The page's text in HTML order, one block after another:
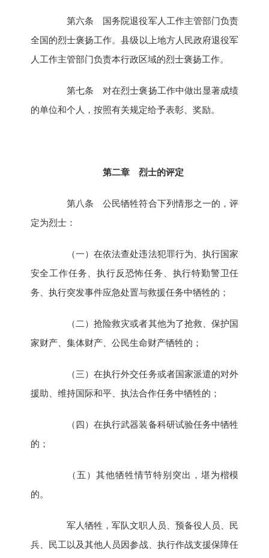
第六条 国务院退役军人工作主管部门负责
全国的烈士褒扬工作。县级以上地方人民政府退役军
人工作主管部门负责本行政区域的烈士褒扬工作。
第七条 对在烈士褒扬工作中做出显著成绩
的单位和个人，按照有关规定给予表彰、奖励。
第二章 烈士的评定
第八条 公民牺牲符合下列情形之一的，评
定为烈士：
（一）在依法查处违法犯罪行为、执行国家
安全工作任务、执行反恐怖任务、执行特勤警卫任
务、执行突发事件应急处置与救援任务中牺牲的；
（二）抢险救灾或者其他为了抢救、保护国
家财产、集体财产、公民生命财产牺牲的；
（三）在执行外交任务或者国家派遣的对外
援助、维持国际和平、执法合作任务中牺牲的；
（四）在执行武器装备科研试验任务中牺牲
的；
（五）其他牺牲情节特别突出，堪为楷模
的。
军人牺牲，军队文职人员、预备役人员、民
兵、民工以及其他人员因参战、执行作战支援保障任